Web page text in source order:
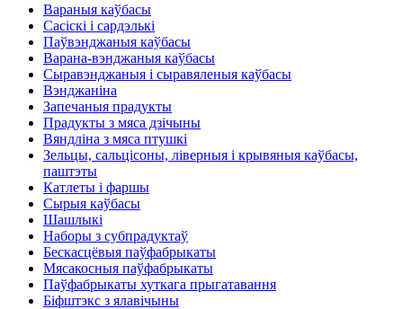
Вараныя каўбасы
Сасіскі і сардэлькі
Паўвэнджаныя каўбасы
Варана-вэнджаныя каўбасы
Сыравэнджаныя і сыравяленыя каўбасы
Вэнджаніна
Запечаныя прадукты
Прадукты з мяса дзічыны
Вяндліна з мяса птушкі
Зельцы, сальцісоны, ліверныя і крывяныя каўбасы,
паштэты
Катлеты і фаршы
Сырыя каўбасы
Шашлыкі
Наборы з субпрадуктаў
Бескасцёвыя паўфабрыкаты
Мясакосныя паўфабрыкаты
Паўфабрыкаты хуткага прыгатавання
Біфштэкс з ялавічыны